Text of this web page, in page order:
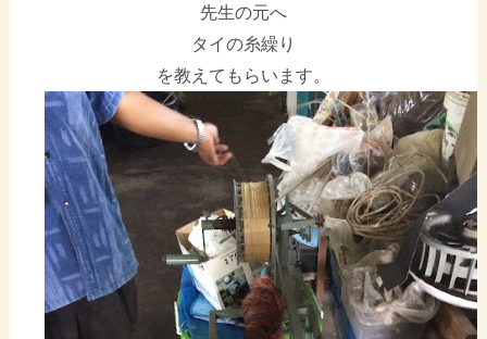
先生の元へ
タイの糸繰り
を教えてもらいます。